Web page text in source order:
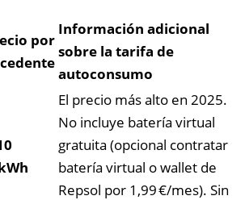
por
Información adicional
sobre la tarifa de
autoconsumo
El precio más alto en 2025.
No incluye batería virtual
gratuita (opcional contratar
batería virtual o wallet de
Repsol por 1,99 €/mes). Sin